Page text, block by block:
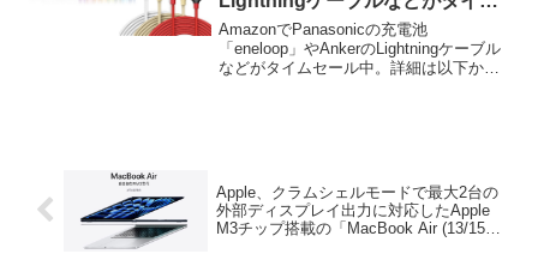
セール中。
AmazonでPanasonicの充電池
「eneloop」やAnkerのLightningケーブル
などがタイムセール中。詳細は以下か
Apple、クラムシェルモードで最大2台の
外部ディスプレイ出力に対応したApple
M3チップ搭載の「MacBook Air (13/15イ